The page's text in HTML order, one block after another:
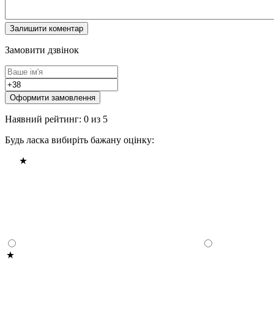
Замовити дзвінок
Оформити замовлення
Наявний рейтинг: 0 из 5
Будь ласка вибиріть бажану оцінку: